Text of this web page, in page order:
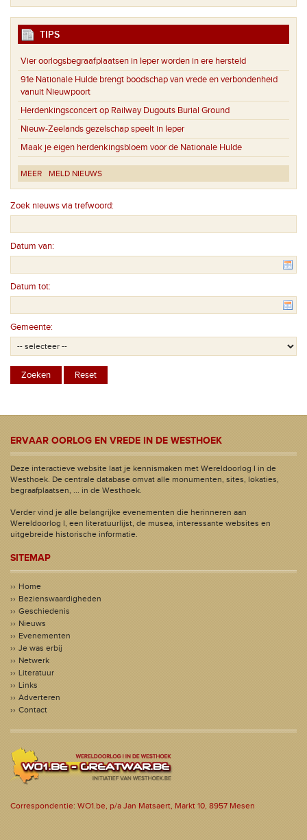
TIPS
Vier oorlogsbegraafplaatsen in Ieper worden in ere hersteld
91e Nationale Hulde brengt boodschap van vrede en verbondenheid
vanuit Nieuwpoort
Herdenkingsconcert op Railway Dugouts Burial Ground
Nieuw-Zeelands gezelschap speelt in Ieper
Maak je eigen herdenkingsbloem voor de Nationale Hulde
MEER MELD NIEUWS
Zoek nieuws via trefwoord:
Datum van:
Datum tot:
Gemeente:
ERVAAR OORLOG EN VREDE IN DE WESTHOEK
Deze interactieve website laat je kennismaken met Wereldoorlog I in de
Westhoek. De centrale database omvat alle monumenten, sites, lokaties,
begraafplaatsen, ... in de Westhoek.
Verder vind je alle belangrijke evenementen die herinneren aan
Wereldoorlog I, een literatuurlijst, de musea, interessante websites en
uitgebreide historische informatie.
SITEMAP
Home
Bezienswaardigheden
Geschiedenis
Nieuws
Evenementen
Je was erbij
Netwerk
Literatuur
Links
Adverteren
Contact
Correspondentie: WO1.be, p/a Jan Matsaert, Markt 10, 8957 Mesen